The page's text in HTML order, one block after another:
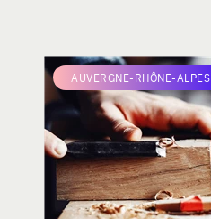
AUVERGNE-RHÔNE-ALPES